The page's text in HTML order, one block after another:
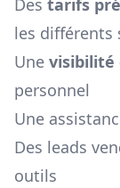
Des tarifs
les différents
Une visibilité
personnel
Une
Des leads
outils